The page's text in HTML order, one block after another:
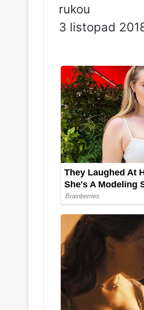
rukou
3 listopad